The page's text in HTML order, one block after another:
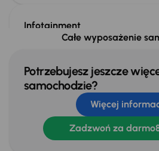
Infotainment
Bluetooth
Bezpieczeństwo
Airbag
ASR
Całe wyposażenie
Potrzebujesz jeszcze
samochodzie?
Więcej
Zadzwoń za darmo